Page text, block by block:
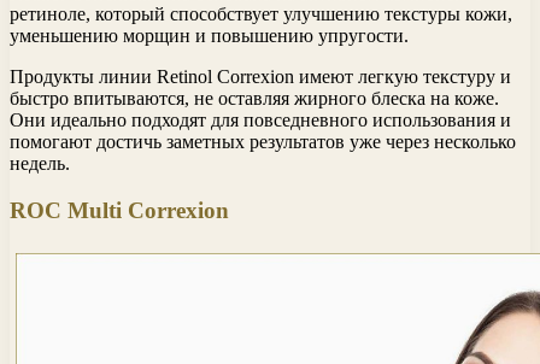
ретиноле, который способствует улучшению текстуры кожи,
уменьшению морщин и повышению упругости.
Продукты линии Retinol Correxion имеют легкую текстуру и
быстро впитываются, не оставляя жирного блеска на коже.
Они идеально подходят для повседневного использования и
помогают достичь заметных результатов уже через несколько
недель.
ROC Multi Correxion